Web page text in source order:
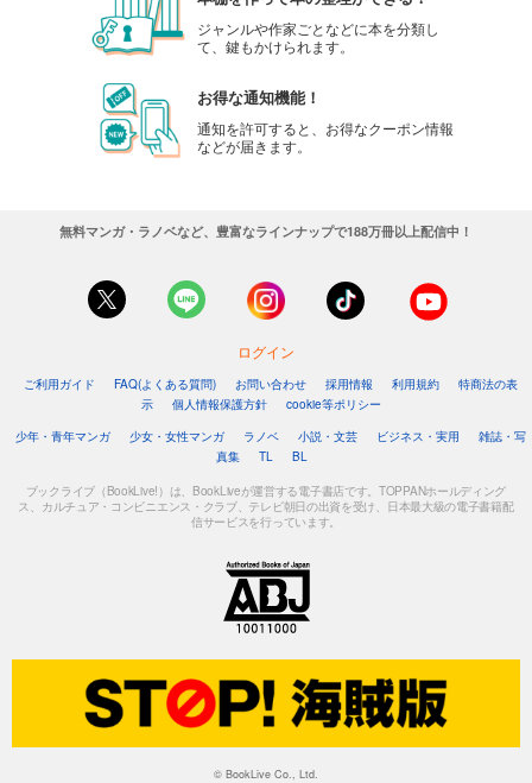
ジャンルや作家ごとなどに本を分類し
て、鍵もかけられます。
お得な通知機能！
通知を許可すると、お得なクーポン情報
などが届きます。
無料マンガ・ラノベなど、豊富なラインナップで188万冊以上配信中！
ログイン
ご利用ガイド FAQ(よくある質問) お問い合わせ 採用情報 利用規約
特商法の表
示
個人情報保護方針
cookie等ポリシー
少年・青年マンガ
少女・女性マンガ ラノベ 小説・文芸 ビジネス・実用
雑誌・写
真集
TL BL
ブックライブ（BookLive!）は、BookLiveが運営する電子書店です。TOPPANホールディング
ス、カルチュア・コンビニエンス・クラブ、テレビ朝日の出資を受け、日本最大級の電子書籍配
信サービスを行っています。
© BookLive Co., Ltd.